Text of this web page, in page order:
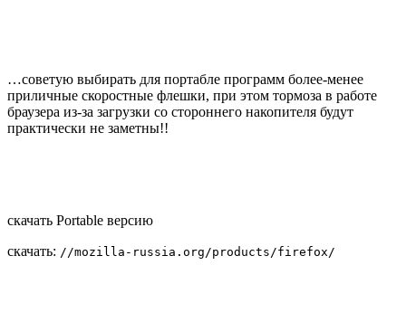
…советую выбирать для портабле программ более-менее
приличные скоростные флешки, при этом тормоза в работе
браузера из-за загрузки со стороннего накопителя будут
практически не заметны!!
скачать Portable версию
скачать: //mozilla-russia.org/products/firefox/